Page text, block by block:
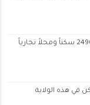
صندوق التوفير والاحتياط يطرح 2490 سكناً ومحلاً تجارياً
في هذه الولاية